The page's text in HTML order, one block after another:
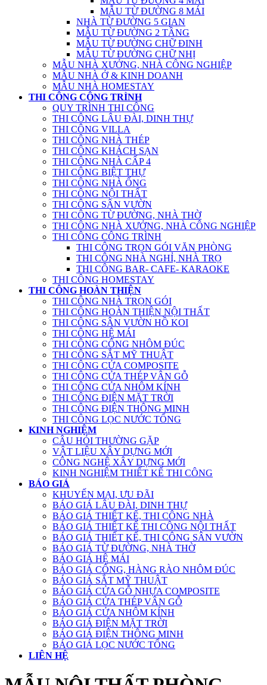
MẪU TỪ ĐƯỜNG 8 MÁI
NHÀ TỪ ĐƯỜNG 5 GIAN
MẪU TỪ ĐƯỜNG 2 TẦNG
MẪU TỪ ĐƯỜNG CHỮ ĐINH
MẪU TỪ ĐƯỜNG CHỮ NHỊ
MẪU NHÀ XƯỞNG, NHÀ CÔNG NGHIỆP
MẪU NHÀ Ở & KINH DOANH
MẪU NHÀ HOMESTAY
THI CÔNG CÔNG TRÌNH
QUY TRÌNH THI CÔNG
THI CÔNG LÂU ĐÀI, DINH THỰ
THI CÔNG VILLA
THI CÔNG NHÀ THÉP
THI CÔNG KHÁCH SẠN
THI CÔNG NHÀ CẤP 4
THI CÔNG BIỆT THỰ
THI CÔNG NHÀ ỐNG
THI CÔNG NỘI THẤT
THI CÔNG SÂN VƯỜN
THI CÔNG TỪ ĐƯỜNG, NHÀ THỜ
THI CÔNG NHÀ XƯỞNG, NHÀ CÔNG NGHIỆP
THI CÔNG CÔNG TRÌNH
THI CÔNG TRỌN GÓI VĂN PHÒNG
THI CÔNG NHÀ NGHỈ, NHÀ TRỌ
THI CÔNG BAR- CAFE- KARAOKE
THI CÔNG HOMESTAY
THI CÔNG HOÀN THIỆN
THI CÔNG NHÀ TRỌN GÓI
THI CÔNG HOÀN THIỆN NỘI THẤT
THI CÔNG SÂN VƯỜN HỒ KOI
THI CÔNG HỆ MÁI
THI CÔNG CỔNG NHÔM ĐÚC
THI CÔNG SẮT MỸ THUẬT
THI CÔNG CỬA COMPOSITE
THI CÔNG CỬA THÉP VÂN GỖ
THI CÔNG CỬA NHÔM KÍNH
THI CÔNG ĐIỆN MẶT TRỜI
THI CÔNG ĐIỆN THÔNG MINH
THI CÔNG LỌC NƯỚC TỔNG
KINH NGHIỆM
CÂU HỎI THƯỜNG GẶP
VẬT LIỆU XÂY DỰNG MỚI
CÔNG NGHỆ XÂY DỰNG MỚI
KINH NGHIỆM THIẾT KẾ THI CÔNG
BÁO GIÁ
KHUYẾN MẠI, ƯU ĐÃI
BÁO GIÁ LÂU ĐÀI, DINH THỰ
BÁO GIÁ THIẾT KẾ, THI CÔNG NHÀ
BÁO GIÁ THIẾT KẾ THI CÔNG NỘI THẤT
BÁO GIÁ THIẾT KẾ, THI CÔNG SÂN VƯỜN
BÁO GIÁ TỪ ĐƯỜNG, NHÀ THỜ
BÁO GIÁ HỆ MÁI
BÁO GIÁ CỔNG, HÀNG RÀO NHÔM ĐÚC
BÁO GIÁ SẮT MỸ THUẬT
BÁO GIÁ CỬA GỖ NHỰA COMPOSITE
BÁO GIÁ CỬA THÉP VÂN GỖ
BÁO GIÁ CỬA NHÔM KÍNH
BÁO GIÁ ĐIỆN MẶT TRỜI
BÁO GIÁ ĐIỆN THÔNG MINH
BÁO GIÁ LỌC NƯỚC TỔNG
LIÊN HỆ